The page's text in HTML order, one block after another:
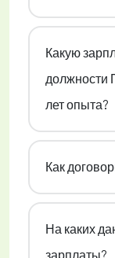
Какую
должности
лет опыта?
Как
На каких